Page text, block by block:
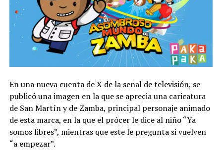
En una nueva cuenta de X de la señal de televisión, se
publicó una imagen en la que se aprecia una caricatura
de San Martín y de Zamba, principal personaje animado
de esta marca, en la que el prócer le dice al niño “Ya
somos libres”, mientras que este le pregunta si vuelven
“a empezar”.